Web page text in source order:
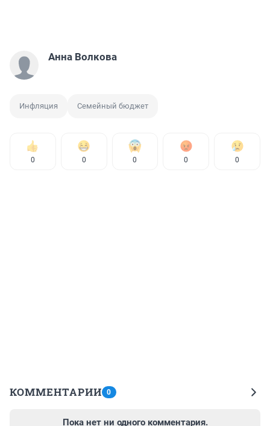
Анна Волкова
Инфляция Семейный бюджет
0 0 0 0 0
КОММЕНТАРИИ 0
Пока нет ни одного комментария.